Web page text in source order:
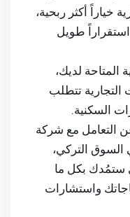
خياراً أكثر ربحية،
استقراراً طويل
المتاحة لديك،
التجارية تتطلب
السكنية.
عن التعامل مع شركة
السوق التركي،
ستمُدك بكل ما
واستشارات